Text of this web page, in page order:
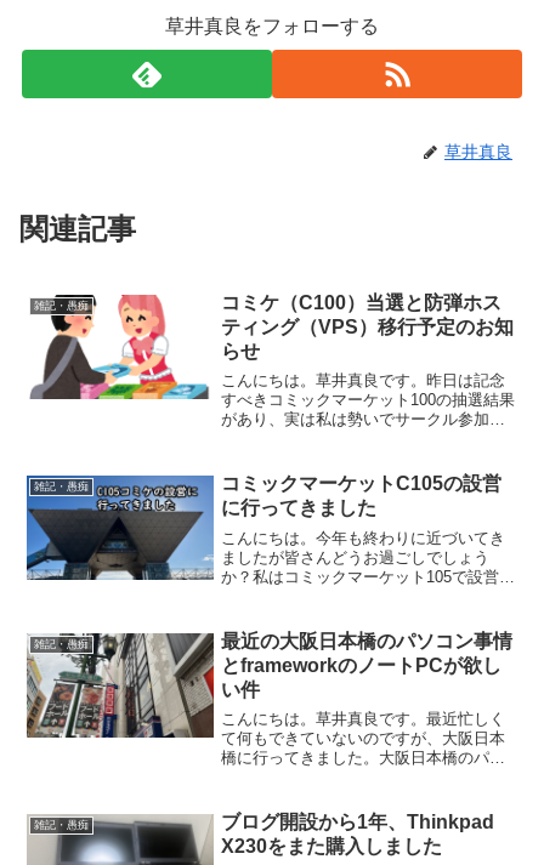
草井真良をフォローする
草井真良
関連記事
雑記・愚痴
コミケ（C100）当選と防弾ホス
ティング（VPS）移行予定のお知
らせ
こんにちは。草井真良です。昨日は記念
すべきコミックマーケット100の抽選結果
があり、実は私は勢いでサークル参加を
るまで色々な人に迷惑をかけてきてしま
ったので辞退しようとも...
雑記・愚痴
コミックマーケットC105の設営
に行ってきました
こんにちは。今年も終わりに近づいてき
ましたが皆さんどうお過ごしでしょう
か？私はコミックマーケット105で設営の
というのに結構人がいました（とは言っ
ても本番程ではないので...
雑記・愚痴
最近の大阪日本橋のパソコン事情
とframeworkのノートPCが欲し
い件
こんにちは。草井真良です。最近忙しく
て何もできていないのですが、大阪日本
橋に行ってきました。大阪日本橋のパソ
阪の最高気温に応じて値引きをするとい
うセールを行ったので、店...
雑記・愚痴
ブログ開設から1年、Thinkpad
X230をまた購入しました